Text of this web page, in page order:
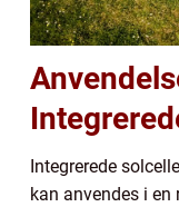
Integrerede
kan anvendes i